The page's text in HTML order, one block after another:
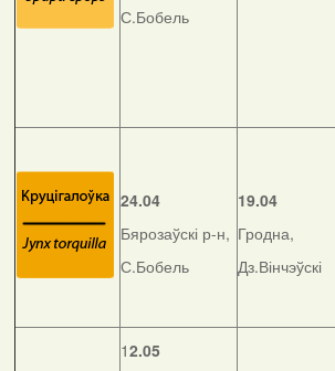
С.Бобель
24.04
Бярозаўскі р-н,
С.Бобель
19.04
Гродна,
Дз.Вінчэўскі
12.05